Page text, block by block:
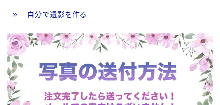
自分で遺影を作る